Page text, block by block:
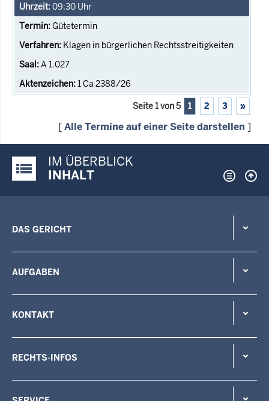
09:30 Uhr
Gütetermin
Klagen in bürgerlichen Rechtsstreitigkeiten
A 1.027
1 Ca 2388/26
Seite 1 von 5 1 2 3 »
[Alle Termine auf einer Seite darstellen ]
Justiz-Portal im Überblick:
IM ÜBERBLICK
INHALT
DAS GERICHT
AUFGABEN
KONTAKT
RECHTS-INFOS